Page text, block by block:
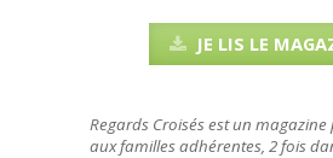
JE LIS LE
Regards Croisés est un
aux familles adhérentes, 2 fois